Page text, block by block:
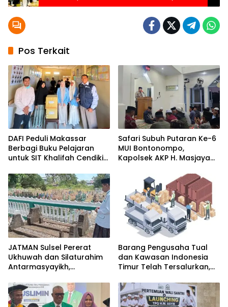
Makassar
Pos Terkait
DAFI Peduli Makassar
Berbagi Buku Pelajaran
untuk SIT Khalifah Cendikia
Maros
Safari Subuh Putaran Ke-6
MUI Bontonompo,
Kapolsek AKP H. Masjaya
Masyarakat Jaga
Kamtibmas
JATMAN Sulsel Pererat
Ukhuwah dan Silaturahim
Antarmasyayikh,
Ikhwan-Akhwat Thariqah
Barang Pengusaha Tual
dan Kawasan Indonesia
Timur Telah Tersalurkan,
Langkah Penyelesaian PT
Afid Logistik dan PT Tanto